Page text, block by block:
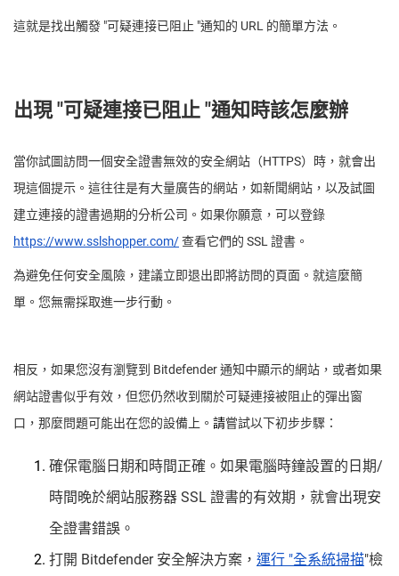
這就是找出觸發 "可疑連接已阻止 "通知的 URL 的簡單方法。
出現 "可疑連接已阻止 "通知時該怎麼辦
當你試圖訪問一個安全證書無效的安全網站（HTTPS）時，就會出
現這個提示。這往往是有大量廣告的網站，如新聞網站，以及試圖
建立連接的證書過期的分析公司。如果你願意，可以登錄
https://www.sslshopper.com/查看它們的 SSL 證書。
為避免任何安全風險，建議立即退出即將訪問的頁面。就這麼簡
單。您無需採取進一步行動。
相反，如果您沒有瀏覽到 Bitdefender 通知中顯示的網站，或者如果
網站證書似乎有效，但您仍然收到關於可疑連接被阻止的彈出窗
口，那麼問題可能出在您的設備上。 請嘗試以下初步步驟：
確保電腦日期和時間正確。如果電腦時鐘設置的日期/
時間晚於網站服務器 SSL 證書的有效期，就會出現安
全證書錯誤。
打開 Bitdefender 安全解決方案， 運行 "全系統掃描"檢